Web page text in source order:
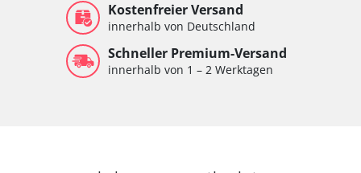
Kostenfreier Versand
innerhalb von Deutschland
Schneller Premium-Versand
innerhalb von 1 – 2 Werktagen